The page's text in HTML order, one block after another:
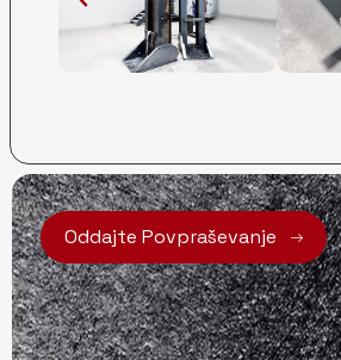
Oddajte Povpraševanje